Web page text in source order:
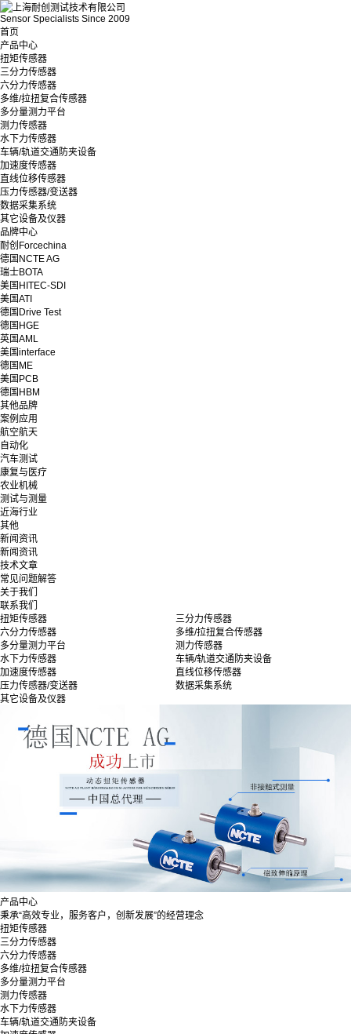
Sensor Specialists Since 2009
首页
产品中心
扭矩传感器
三分力传感器
六分力传感器
多维/拉扭复合传感器
多分量测力平台
测力传感器
水下力传感器
车辆/轨道交通防夹设备
加速度传感器
直线位移传感器
压力传感器/变送器
数据采集系统
其它设备及仪器
品牌中心
耐创Forcechina
德国NCTE AG
瑞士BOTA
美国HITEC-SDI
美国ATI
德国Drive Test
德国HGE
英国AML
美国interface
德国ME
美国PCB
德国HBM
其他品牌
案例应用
航空航天
自动化
汽车测试
康复与医疗
农业机械
测试与测量
近海行业
其他
新闻资讯
新闻资讯
技术文章
常见问题解答
关于我们
联系我们
扭矩传感器
三分力传感器
六分力传感器
多维/拉扭复合传感器
多分量测力平台
测力传感器
水下力传感器
车辆/轨道交通防夹设备
加速度传感器
直线位移传感器
压力传感器/变送器
数据采集系统
其它设备及仪器
产品中心
秉承“高效专业，服务客户，创新发展”的经营理念
扭矩传感器
三分力传感器
六分力传感器
多维/拉扭复合传感器
多分量测力平台
测力传感器
水下力传感器
车辆/轨道交通防夹设备